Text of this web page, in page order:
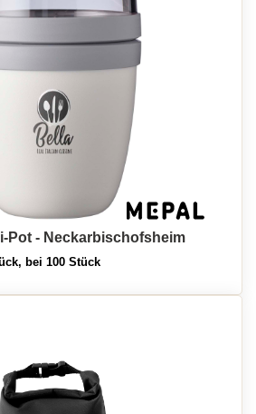
Pot - Neckarbischofsheim
bei 100 Stück